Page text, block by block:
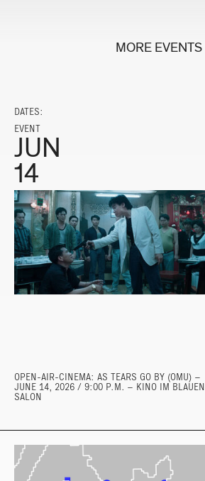
MORE EVENTS
DATES:
EVENT
JUN
14
OPEN-AIR-CINEMA: AS TEARS GO BY (OMU) –
JUNE 14, 2026 / 9:00 P.M. – KINO IM BLAUEN
SALON